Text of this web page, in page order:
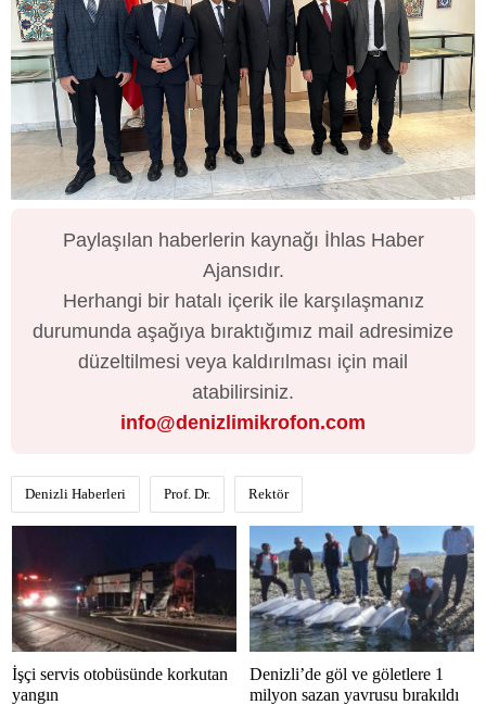
Paylaşılan haberlerin kaynağı İhlas Haber
Ajansıdır.
Herhangi bir hatalı içerik ile karşılaşmanız
durumunda aşağıya bıraktığımız mail adresimize
düzeltilmesi veya kaldırılması için mail
atabilirsiniz.
info@denizlimikrofon.com
Denizli Haberleri Prof. Dr. Rektör
İşçi servis otobüsünde korkutan
yangın
Denizli’de göl ve göletlere 1
milyon sazan yavrusu bırakıldı